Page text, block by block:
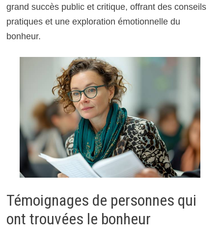
grand succès public et critique, offrant des conseils
pratiques et une exploration émotionnelle du
bonheur.
Témoignages de personnes qui
ont trouvées le bonheur